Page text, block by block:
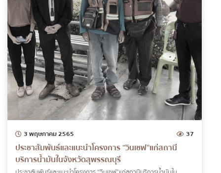
3 พฤษภาคม 2565 37
ประชาสัมพันธ์และแนะนำโครงการ “วินเซฟ”แก่สถานี
บริการน้ำมันในจังหวัดสุพรรณบุรี